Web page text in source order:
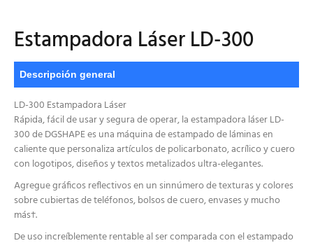
Estampadora Láser LD-300
Descripción general
LD-300 Estampadora Láser
Rápida, fácil de usar y segura de operar, la estampadora láser LD-
300 de DGSHAPE es una máquina de estampado de láminas en
caliente que personaliza artículos de policarbonato, acrílico y cuero
con logotipos, diseños y textos metalizados ultra-elegantes.
Agregue gráficos reflectivos en un sinnúmero de texturas y colores
sobre cubiertas de teléfonos, bolsos de cuero, envases y mucho
más†.
De uso increíblemente rentable al ser comparada con el estampado